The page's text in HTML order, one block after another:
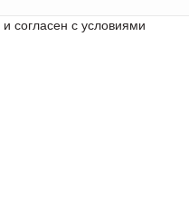
и согласен с условиями